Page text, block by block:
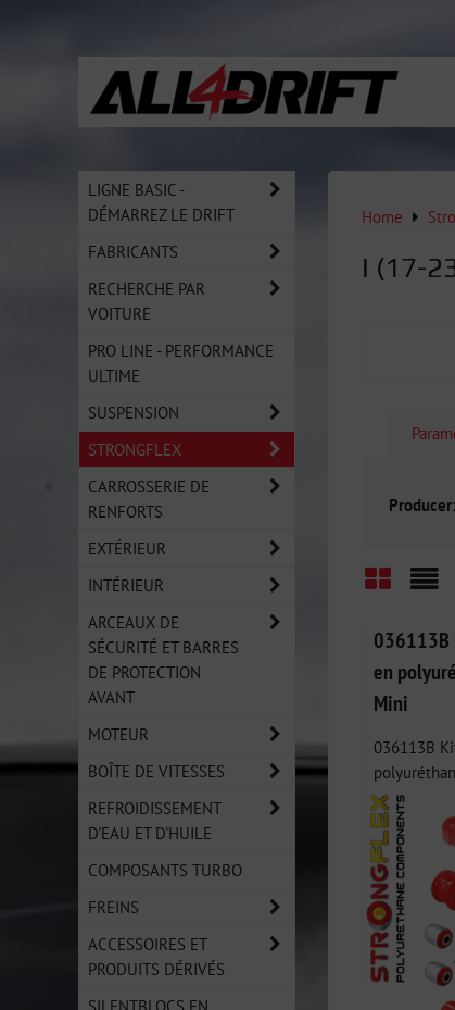
Home
I (17-
Producer:
036113B
en
Mini
036113B
LIGNE BASIC -
DÉMARREZ LE DRIFT
FABRICANTS
RECHERCHE PAR
VOITURE
PRO LINE - PERFORMANCE
ULTIME
SUSPENSION
STRONGFLEX
CARROSSERIE DE
RENFORTS
EXTÉRIEUR
INTÉRIEUR
ARCEAUX DE
SÉCURITÉ ET BARRES
DE PROTECTION
AVANT
MOTEUR
BOÎTE DE VITESSES
REFROIDISSEMENT
D'EAU ET D'HUILE
COMPOSANTS TURBO
FREINS
ACCESSOIRES ET
PRODUITS DÉRIVÉS
SILENTBLOCS EN